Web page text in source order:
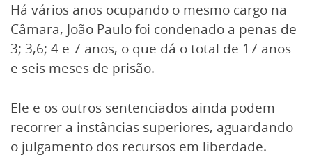
Há vários anos ocupando o mesmo cargo na
Câmara, João Paulo foi condenado a penas de
3; 3,6; 4 e 7 anos, o que dá o total de 17 anos
e seis meses de prisão.
Ele e os outros sentenciados ainda podem
recorrer a instâncias superiores, aguardando
o julgamento dos recursos em liberdade.